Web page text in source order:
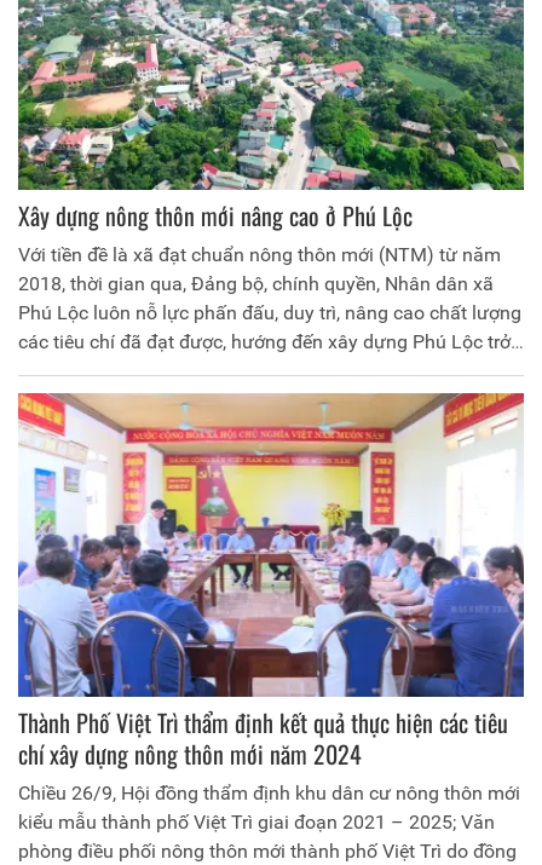
Xây dựng nông thôn mới nâng cao ở Phú Lộc
Với tiền đề là xã đạt chuẩn nông thôn mới (NTM) từ năm
2018, thời gian qua, Đảng bộ, chính quyền, Nhân dân xã
Phú Lộc luôn nỗ lực phấn đấu, duy trì, nâng cao chất lượng
các tiêu chí đã đạt được, hướng đến xây dựng Phú Lộc trở
thành xã NTM nâng cao.
Thành Phố Việt Trì thẩm định kết quả thực hiện các tiêu
chí xây dựng nông thôn mới năm 2024
Chiều 26/9, Hội đồng thẩm định khu dân cư nông thôn mới
kiểu mẫu thành phố Việt Trì giai đoạn 2021 – 2025; Văn
phòng điều phối nông thôn mới thành phố Việt Trì do đồng